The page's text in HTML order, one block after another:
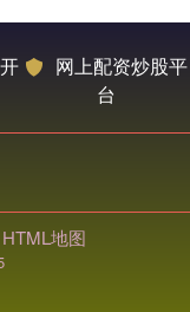
网上配资炒股平
台
HTML地图